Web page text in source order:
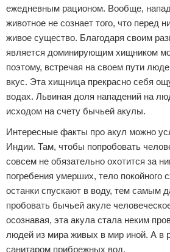
ежедневным рационом. Вообще,
животное не сознает того, что перед
живое существо. Благодаря своим
является доминирующим хищником
поэтому, встречая на своем пути
вкус. Эта хищница прекрасно себя
водах. Львиная доля нападений на
исходом на счету бычьей акулы.
Интересные факты про акул можно
Индии. Там, чтобы попробовать
совсем не обязательно охотится за
погребения умерших, тело покойного
останки спускают в воду, тем самым
пробовать бычьей акуле
осознавая, эта акула стала неким
людей из мира живых в мир иной. А в
санитаром прибрежных вод.